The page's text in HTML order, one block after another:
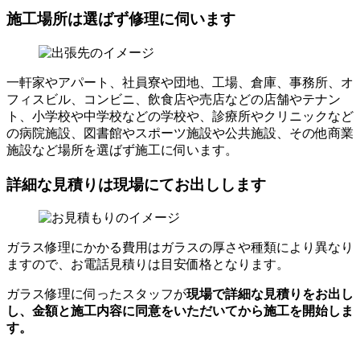
施工場所は選ばず修理に伺います
一軒家やアパート、社員寮や団地、工場、倉庫、事務所、オ
フィスビル、コンビニ、飲食店や売店などの店舗やテナン
ト、小学校や中学校などの学校や、診療所やクリニックなど
の病院施設、図書館やスポーツ施設や公共施設、その他商業
施設など場所を選ばず施工に伺います。
詳細な見積りは現場にてお出しします
ガラス修理にかかる費用はガラスの厚さや種類により異なり
ますので、お電話見積りは目安価格となります。
ガラス修理に伺ったスタッフが現場で詳細な見積りをお出し
し、 金額と施工内容に同意をいただいてから施工を開始しま
す。